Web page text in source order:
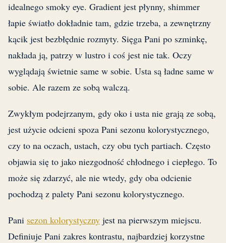
idealnego smoky eye. Gradient jest płynny, shimmer
łapie światło dokładnie tam, gdzie trzeba, a zewnętrzny
kącik jest bezbłędnie rozmyty. Sięga Pani po szminkę,
nakłada ją, patrzy w lustro i coś jest nie tak. Oczy
wyglądają świetnie same w sobie. Usta są ładne same w
sobie. Ale razem ze sobą walczą.
Zwykłym podejrzanym, gdy oko i usta nie grają ze sobą,
jest użycie odcieni spoza Pani sezonu kolorystycznego,
czy to na oczach, ustach, czy obu tych partiach. Często
objawia się to jako niezgodność chłodnego i ciepłego. To
może się zdarzyć, ale nie wtedy, gdy oba odcienie
pochodzą z palety Pani sezonu kolorystycznego.
Pani sezon kolorystyczny jest na pierwszym miejscu.
Definiuje Pani zakres kontrastu, najbardziej korzystne